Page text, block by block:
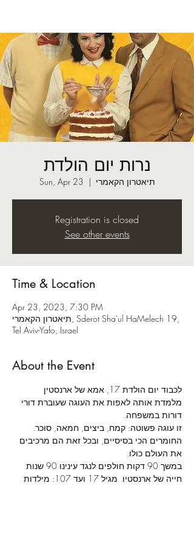
נרות יום הולדת
Sun, Apr 23
  |
תיאטרון הקאמרי
Registration is closed
See other events
Time & Location
Apr 23, 2023, 7:30 PM
תיאטרון הקאמרי, Sderot Sha'ul HaMelech 19,
Tel Aviv-Yafo, Israel
About the Event
לכבוד יום הולדת 17, אמא של ארנסטין
מלמדת אותה לאפות את העוגה שעוברת דורי
דורות במשפחה.
זו עוגה פשוטה: קמח, ביצים, חמאה, סוכר.
החומרים הכי בסיסיים, ובכל זאת הם מרכיבים
את העולם כולו.
במשך 90 דקות חולפים לנגד עינינו 90 שנות
חייה של ארנסטין, מגיל 17 ועד 107: מילדות